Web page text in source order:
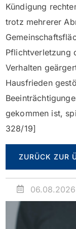
Kündigung
trotz mehrerer
Pflichtverletzung
Verhalten
Hausfrieden
gekommen ist,
328/19]
ZURÜCK ZUR
06.08.2026